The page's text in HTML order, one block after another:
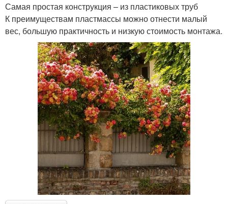
Самая простая конструкция – из пластиковых труб
К преимуществам пластмассы можно отнести малый
вес, большую практичность и низкую стоимость монтажа.